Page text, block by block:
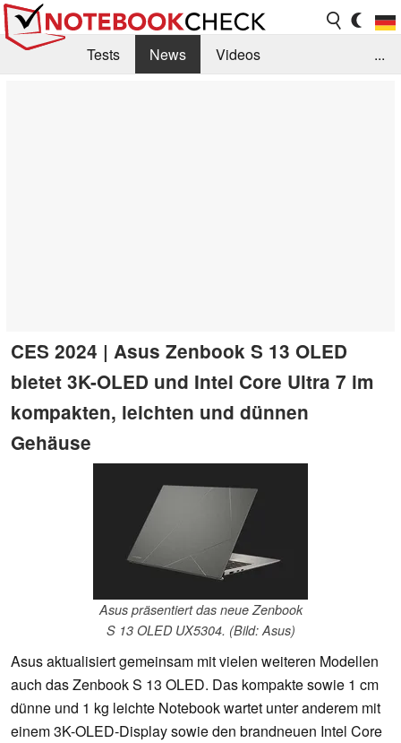
Tests News
Videos
...
CES 2024 | Asus Zenbook S 13 OLED
bietet 3K-OLED und Intel Core Ultra 7 im
kompakten, leichten und dünnen
Gehäuse
Asus präsentiert das neue Zenbook
S 13 OLED UX5304. (Bild: Asus)
Asus aktualisiert gemeinsam mit vielen weiteren Modellen
auch das Zenbook S 13 OLED. Das kompakte sowie 1 cm
dünne und 1 kg leichte Notebook wartet unter anderem mit
einem 3K-OLED-Display sowie den brandneuen Intel Core